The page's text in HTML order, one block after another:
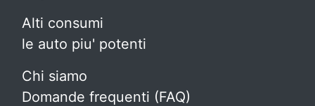
Alti consumi
le auto piu' potenti
Chi siamo
Domande frequenti (FAQ)